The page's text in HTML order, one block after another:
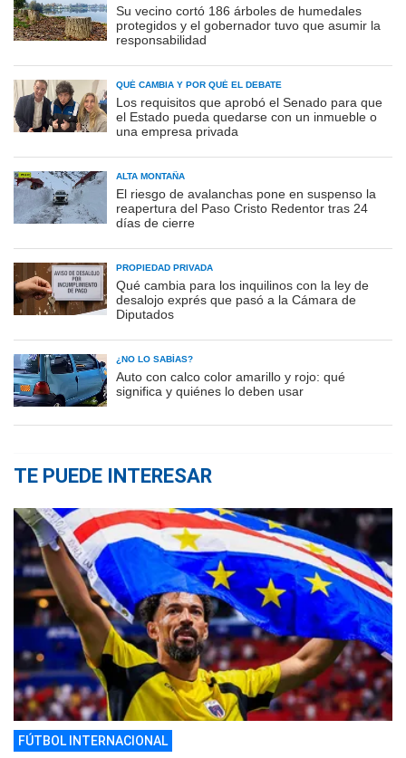
Su vecino cortó 186 árboles de humedales
protegidos y el gobernador tuvo que asumir la
responsabilidad
QUÉ CAMBIA Y POR QUÉ EL DEBATE
Los requisitos que aprobó el Senado para que
el Estado pueda quedarse con un inmueble o
una empresa privada
ALTA MONTAÑA
El riesgo de avalanchas pone en suspenso la
reapertura del Paso Cristo Redentor tras 24
días de cierre
PROPIEDAD PRIVADA
Qué cambia para los inquilinos con la ley de
desalojo exprés que pasó a la Cámara de
Diputados
¿NO LO SABÍAS?
Auto con calco color amarillo y rojo: qué
significa y quiénes lo deben usar
TE PUEDE INTERESAR
FÚTBOL INTERNACIONAL